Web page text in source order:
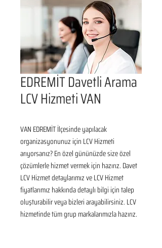
EDREMİT Davetli Arama
LCV Hizmeti VAN
VAN EDREMİT İlçesinde yapılacak
organizasyonunuz için LCV Hizmeti
arıyorsanız? En özel gününüzde size özel
çözümlerle hizmet vermek için hazırız. Davet
LCV Hizmet detaylarımız ve LCV Hizmet
fiyatlarımız hakkında detaylı bilgi için talep
oluşturabilir veya bizleri arayabilirsiniz. LCV
hizmetinde tüm grup markalarımızla hazırız.